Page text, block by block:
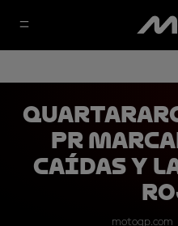
PR
caídas y
motogp.com